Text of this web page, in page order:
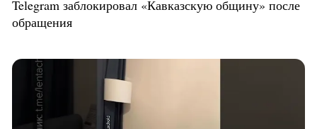
Telegram заблокировал «Кавказскую общину» после
обращения